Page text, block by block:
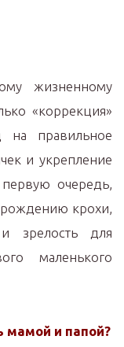
жизненному
«коррекция»
на правильное
и укрепление
очередь,
рождению крохи,
и зрелость для
маленького
мамой и папой?